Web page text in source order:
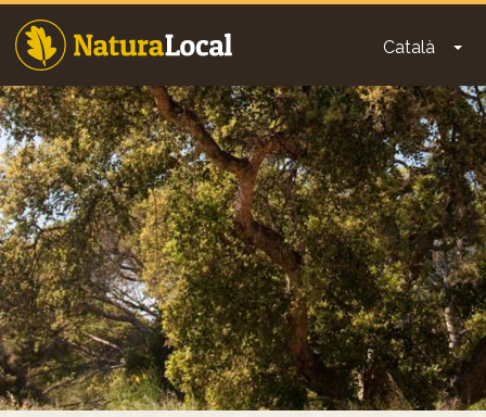
Català
Main
navigation